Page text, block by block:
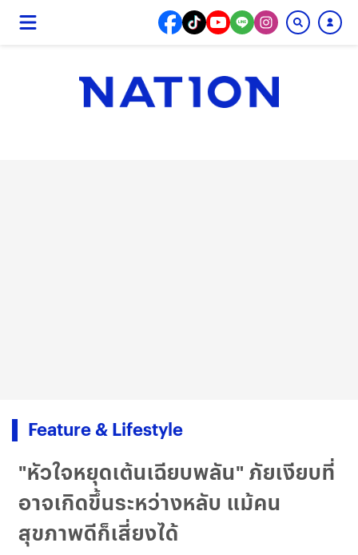
Feature & Lifestyle
"หัวใจหยุดเต้นเฉียบพลัน" ภัยเงียบที่
อาจเกิดขึ้นระหว่างหลับ แม้คน
สุขภาพดีก็เสี่ยงได้